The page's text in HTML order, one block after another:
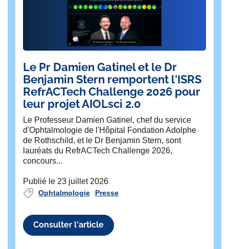
Le Pr Damien Gatinel et le Dr
Benjamin Stern remportent l'ISRS
RefrACTech Challenge 2026 pour
leur projet AIOLsci 2.0
Le Professeur Damien Gatinel, chef du service
d'Ophtalmologie de l'Hôpital Fondation Adolphe
de Rothschild, et le Dr Benjamin Stern, sont
lauréats du RefrACTech Challenge 2026,
concours...
Publié le 23 juillet 2026
Ophtalmologie Presse
Consulter l'article